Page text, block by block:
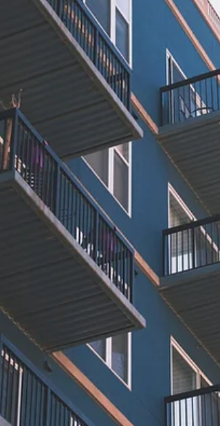
wöchentlichen Arbeitszeit bei sog. Abrufarbeit...